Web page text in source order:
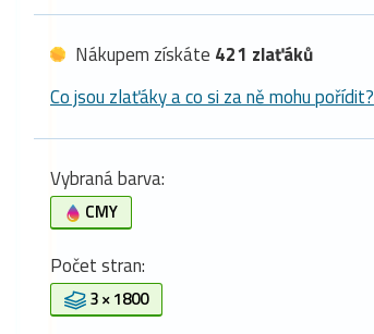
Nákupem získáte 421 zlaťáků
Co jsou zlaťáky a co si za ně mohu pořídit?
Vybraná barva:
CMY
Počet stran:
3 × 1800